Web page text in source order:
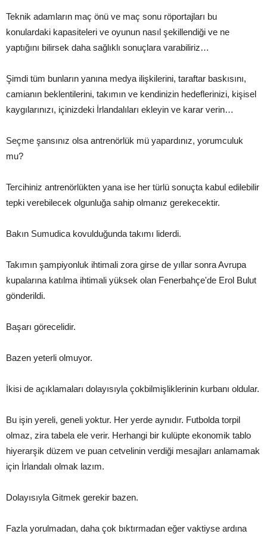
Teknik adamların maç önü ve maç sonu röportajları bu
konulardaki kapasiteleri ve oyunun nasıl şekillendiği ve ne
yaptığını bilirsek daha sağlıklı sonuçlara varabiliriz…
Şimdi tüm bunların yanına medya ilişkilerini, taraftar baskısını,
camianın beklentilerini, takımın ve kendinizin hedeflerinizi, kişisel
kaygılarınızı, içinizdeki İrlandalıları ekleyin ve karar verin…
Seçme şansınız olsa antrenörlük mü yapardınız, yorumculuk
mu?
Tercihiniz antrenörlükten yana ise her türlü sonuçta kabul edilebilir
tepki verebilecek olgunluğa sahip olmanız gerekecektir.
Bakın Sumudica kovulduğunda takımı liderdi.
Takımın şampiyonluk ihtimali zora girse de yıllar sonra Avrupa
kupalarına katılma ihtimali yüksek olan Fenerbahçe'de Erol Bulut
gönderildi.
Başarı görecelidir.
Bazen yeterli olmuyor.
İkisi de açıklamaları dolayısıyla çokbilmişliklerinin kurbanı oldular.
Bu işin yereli, geneli yoktur. Her yerde aynıdır. Futbolda torpil
olmaz, zira tabela ele verir. Herhangi bir kulüpte ekonomik tablo
hiyerarşik düzem ve puan cetvelinin verdiği mesajları anlamamak
için İrlandalı olmak lazım.
Dolayısıyla Gitmek gerekir bazen.
Fazla yorulmadan, daha çok bıktırmadan eğer vaktiyse ardına